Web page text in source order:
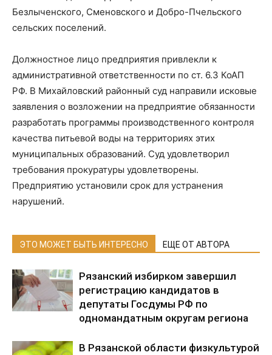
Безлыченского, Сменовского и Добро-Пчельского
сельских поселений.
Должностное лицо предприятия привлекли к
административной ответственности по ст. 6.3 КоАП
РФ. В Михайловский районный суд направили исковые
заявления о возложении на предприятие обязанности
разработать программы производственного контроля
качества питьевой воды на территориях этих
муниципальных образований. Суд удовлетворил
требования прокуратуры удовлетворены.
Предприятию установили срок для устранения
нарушений.
ЭТО МОЖЕТ БЫТЬ ИНТЕРЕСНО ЕЩЕ ОТ АВТОРА
Рязанский избирком завершил
регистрацию кандидатов в
депутаты Госдумы РФ по
одномандатным округам региона
В Рязанской области физкультурой